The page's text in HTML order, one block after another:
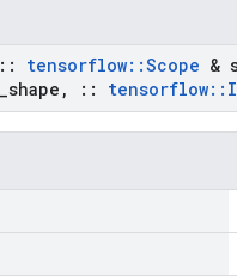
:: tensorflow::Scope &
shape , :: tensorflow::